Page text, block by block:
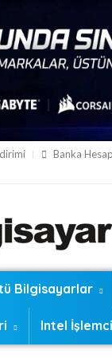
Banka
Bilgisayarlar
Intel